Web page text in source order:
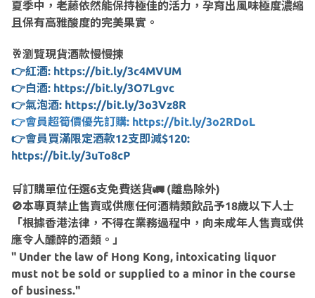
夏季中，老藤依然能保持極佳的活力，孕育出風味極度濃縮
且保有高雅酸度的完美果實。
🥂瀏覽現貨酒款慢慢揀
👉紅酒: https://bit.ly/3c4MVUM
👉白酒: https://bit.ly/3O7Lgvc
👉氣泡酒: https://bit.ly/3o3Vz8R
👉會員超筍價優先訂購: https://bit.ly/3o2RDoL
👉會員買滿限定酒款12支即減$120:
https://bit.ly/3uTo8cP
🛒訂購單位任選6支免費送貨🚛 (離島除外)
🚫本專頁禁止售賣或供應任何酒精類飲品予18歲以下人士
「根據香港法律，不得在業務過程中，向未成年人售賣或供
應令人醺醉的酒類。」
" Under the law of Hong Kong, intoxicating liquor
must not be sold or supplied to a minor in the course
of business."